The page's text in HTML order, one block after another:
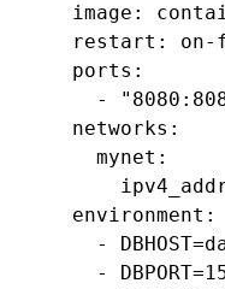
image:
restart: on-
    ports:
-
    networks:
      mynet:
    environment:
-
-